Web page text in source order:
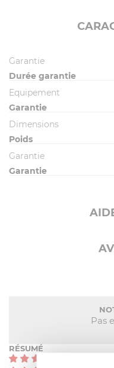
Garantie
Durée garantie
Equipement
Garantie
Dimensions
Poids
Garantie
Garantie
Pas
RÉSUMÉ